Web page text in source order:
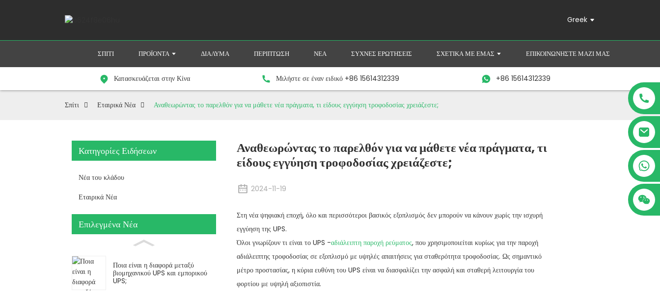
Greek
ΣΠΊΤΙ ΠΡΟΪΌΝΤΑ ΔΙΆΛΥΜΑ ΠΕΡΊΠΤΩΣΗ ΝΈΑ ΣΥΧΝΈΣ ΕΡΩΤΉΣΕΙΣ ΣΧΕΤΙΚΆ ΜΕ ΕΜΆΣ ΕΠΙΚΟΙΝΩΝΉΣΤΕ ΜΑΖΊ ΜΑΣ
Κατασκευάζεται στην Κίνα Μιλήστε σε έναν ειδικό +86 15614312339 +86 15614312339
Σπίτι Εταιρικά Νέα Αναθεωρώντας το παρελθόν για να μάθετε νέα πράγματα, τι είδους εγγύηση τροφοδοσίας χρειάζεστε;
Κατηγορίες Ειδήσεων
Νέα του κλάδου
Εταιρικά Νέα
Επιλεγμένα Νέα
Ποια είναι η διαφορά μεταξύ
βιομηχανικού UPS και εμπορικού
UPS;
Αναθεωρώντας το παρελθόν για να μάθετε νέα πράγματα, τι
είδους εγγύηση τροφοδοσίας χρειάζεστε;
2024-11-19
Στη νέα ψηφιακή εποχή, όλο και περισσότεροι βασικός εξοπλισμός δεν μπορούν να κάνουν χωρίς την ισχυρή
εγγύηση της UPS.
Όλοι γνωρίζουν τι είναι το UPS -αδιάλειπτη παροχή ρεύματος, που χρησιμοποιείται κυρίως για την παροχή
αδιάλειπτης τροφοδοσίας σε εξοπλισμό με υψηλές απαιτήσεις για σταθερότητα τροφοδοσίας. Ως σημαντικό
μέτρο προστασίας, η κύρια ευθύνη του UPS είναι να διασφαλίζει την ασφαλή και σταθερή λειτουργία του
φορτίου με υψηλή αξιοπιστία.